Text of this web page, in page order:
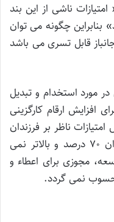
ناشی از این بند
چگونه می توان
قابل تسری می باشد
مورد استخدام و تبدیل
افزایش ارقام کارگزینی
ناظر بر فرزندان
شاهد، قابل تعمیم به فرزندان جانبازان 70 درصد و بالاتر نمی
پنجم توسعه، مجوزی برای اعطاء و
نمی گردد.